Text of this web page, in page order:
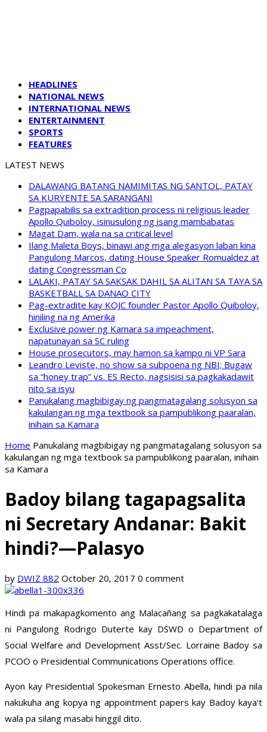
HEADLINES
NATIONAL NEWS
INTERNATIONAL NEWS
ENTERTAINMENT
SPORTS
FEATURES
LATEST NEWS
DALAWANG BATANG NAMIMITAS NG SANTOL, PATAY
SA KURYENTE SA SARANGANI
Pagpapabilis sa extradition process ni religious leader
Apollo Quiboloy, isinusulong ng isang mambabatas
Magat Dam, wala na sa critical level
Ilang Maleta Boys, binawi ang mga alegasyon laban kina
Pangulong Marcos, dating House Speaker Romualdez at
dating Congressman Co
LALAKI, PATAY SA SAKSAK DAHIL SA ALITAN SA TAYA SA
BASKETBALL SA DANAO CITY
Pag-extradite kay KOJC founder Pastor Apollo Quiboloy,
hiniling na ng Amerika
Exclusive power ng Kamara sa impeachment,
napatunayan sa SC ruling
House prosecutors, may hamon sa kampo ni VP Sara
Leandro Leviste, no show sa subpoena ng NBI; Bugaw
sa “honey trap” vs. ES Recto, nagsisisi sa pagkakadawit
nito sa isyu
Panukalang magbibigay ng pangmatagalang solusyon sa
kakulangan ng mga textbook sa pampublikong paaralan,
inihain sa Kamara
Home Panukalang magbibigay ng pangmatagalang solusyon sa
kakulangan ng mga textbook sa pampublikong paaralan, inihain
sa Kamara
Badoy bilang tagapagsalita
ni Secretary Andanar: Bakit
hindi?—Palasyo
by DWIZ 882 October 20, 2017 0 comment
Hindi pa makapagkomento ang Malacañang sa pagkakatalaga
ni Pangulong Rodrigo Duterte kay DSWD o Department of
Social Welfare and Development Asst/Sec. Lorraine Badoy sa
PCOO o Presidential Communications Operations office.
Ayon kay Presidential Spokesman Ernesto Abella, hindi pa nila
nakukuha ang kopya ng appointment papers kay Badoy kaya’t
wala pa silang masabi hinggil dito.